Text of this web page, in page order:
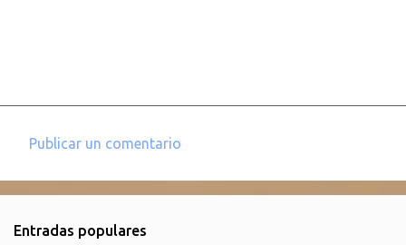
e
Publicar un comentario
Entradas populares